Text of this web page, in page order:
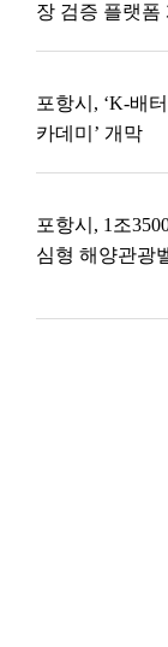
장 검증 플랫폼
포항시, ‘K-배
카데미’ 개막
포항시, 1조
심형 해양관광